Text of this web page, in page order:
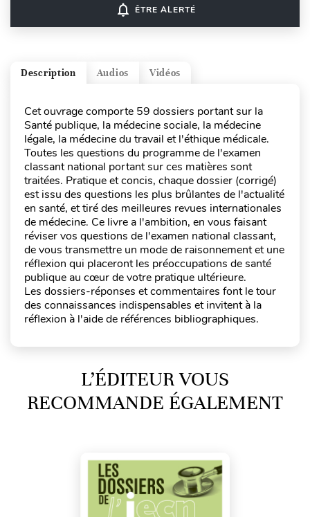
notifications_none ÊTRE ALERTÉ
Vidéos
Audios
Description
Cet ouvrage comporte 59 dossiers portant sur la
Santé publique, la médecine sociale, la médecine
légale, la médecine du travail et l'éthique médicale.
Toutes les questions du programme de l'examen
classant national portant sur ces matières sont
traitées. Pratique et concis, chaque dossier (corrigé)
est issu des questions les plus brûlantes de l'actualité
en santé, et tiré des meilleures revues internationales
de médecine. Ce livre a l'ambition, en vous faisant
réviser vos questions de l'examen national classant,
de vous transmettre un mode de raisonnement et une
réflexion qui placeront les préoccupations de santé
publique au cœur de votre pratique ultérieure.
Les dossiers-réponses et commentaires font le tour
des connaissances indispensables et invitent à la
réflexion à l'aide de références bibliographiques.
L’ÉDITEUR VOUS
RECOMMANDE ÉGALEMENT